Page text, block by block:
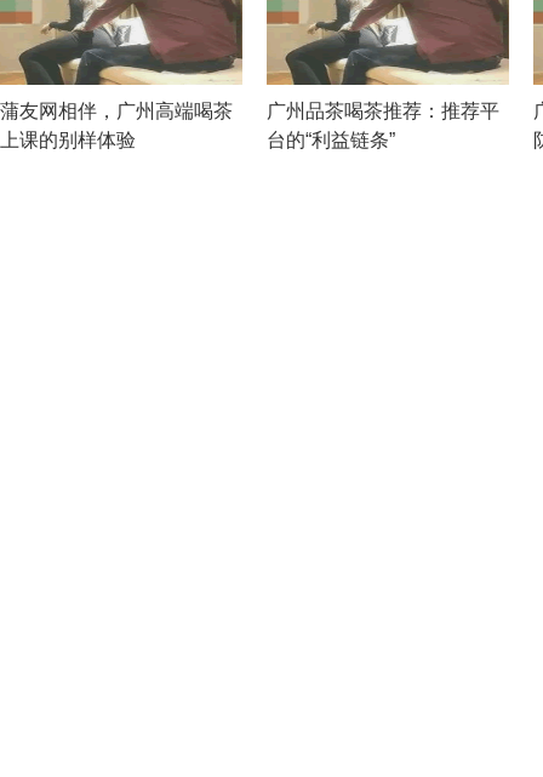
蒲友网相伴，广州高端喝茶
上课的别样体验
广州品茶喝茶推荐：推荐平
台的“利益链条”